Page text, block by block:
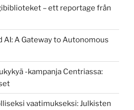
– ett reportage från
AI: A Gateway to Autonomous
-kampanja Centriassa:
vaatimukseksi: Julkisten